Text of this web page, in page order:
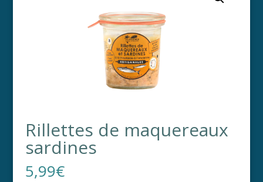
Rillettes de maquereaux
sardines
5,99€